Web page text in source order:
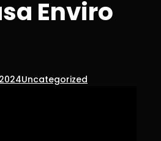
Enviro
Uncategorized